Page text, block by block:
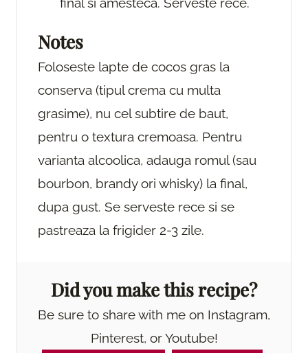
Notes
Foloseste lapte de cocos gras la
conserva (tipul crema cu multa
grasime), nu cel subtire de baut,
pentru o textura cremoasa. Pentru
varianta alcoolica, adauga romul (sau
bourbon, brandy ori whisky) la final,
dupa gust. Se serveste rece si se
pastreaza la frigider 2-3 zile.
Did you make this recipe?
Be sure to share with me on Instagram,
Pinterest, or Youtube!